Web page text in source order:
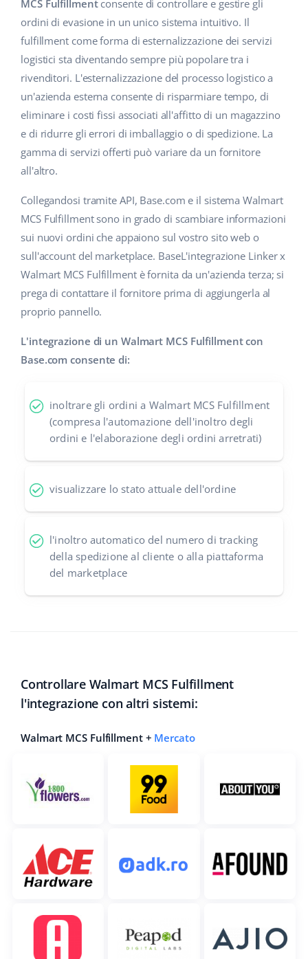
Gestione Spedizioni
Workflow Automation
Base Connect
AI per l'e-commerce
Prodotti per bambini
Elettronica
Automotive
Food&Grocery
Salute e bellezza
Moda
Centro Assistenza
Academy
Blog
Servizi
Audit dell'account
Altro
Calcolatore dei vantaggi
Collaborazione e partner
Contatto
english (GB)
english (IN)
čeština
deutsch
Ελληνικά
español (AR)
español (MX)
Italiano
português (BR)
中文
MCS Fulfillmentconsente di controllare e gestire gli
ordini di evasione in un unico sistema intuitivo. Il
fulfillment come forma di esternalizzazione dei servizi
logistici sta diventando sempre più popolare tra i
rivenditori. L'esternalizzazione del processo logistico a
un'azienda esterna consente di risparmiare tempo, di
eliminare i costi fissi associati all'affitto di un magazzino
e di ridurre gli errori di imballaggio o di spedizione. La
gamma di servizi offerti può variare da un fornitore
all'altro.
Collegandosi tramite API, Base.com e il sistema Walmart
MCS Fulfillment sono in grado di scambiare informazioni
sui nuovi ordini che appaiono sul vostro sito web o
sull'account del marketplace. BaseL'integrazione Linker x
Walmart MCS Fulfillment è fornita da un'azienda terza; si
prega di contattare il fornitore prima di aggiungerla al
proprio pannello.
L'integrazione di un Walmart MCS Fulfillment con
Base.com consente di:
inoltrare gli ordini a Walmart MCS Fulfillment
(compresa l'automazione dell'inoltro degli
ordini e l'elaborazione degli ordini arretrati)
visualizzare lo stato attuale dell'ordine
l'inoltro automatico del numero di tracking
della spedizione al cliente o alla piattaforma
del marketplace
Controllare Walmart MCS Fulfillment
l'integrazione con altri sistemi:
Walmart MCS Fulfillment + Mercato